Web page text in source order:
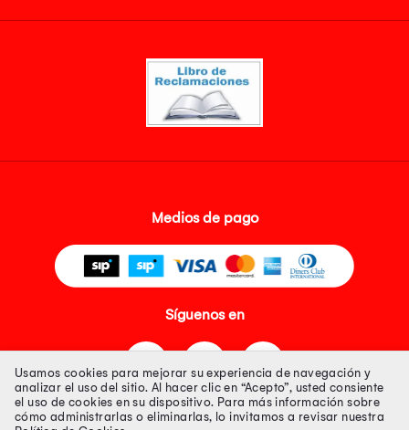
Medios de pago
Síguenos en
Usamos cookies para mejorar su experiencia de navegación y
analizar el uso del sitio. Al hacer clic en “Acepto”, usted consiente
el uso de cookies en su dispositivo. Para más información sobre
cómo administrarlas o eliminarlas, lo invitamos a revisar nuestra